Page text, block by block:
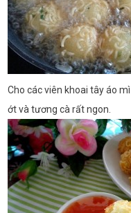
Cho các viên khoai tây áo
ớt và tương cà rất ngon.